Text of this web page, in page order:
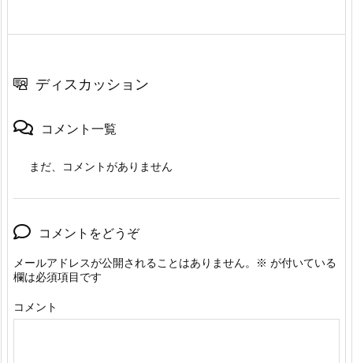
ディスカッション
コメント一覧
まだ、コメントがありません
コメントをどうぞ
メールアドレスが公開されることはありません。 ※ が付いている
欄は必須項目です
コメント